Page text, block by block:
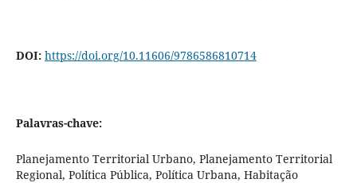
DOI: https://doi.org/10.11606/9786586810714
Palavras-chave:
Planejamento Territorial Urbano, Planejamento Territorial
Regional, Política Pública, Política Urbana, Habitação